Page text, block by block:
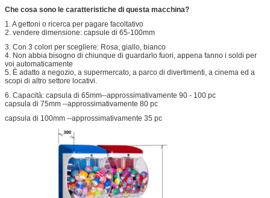
Che cosa sono le caratteristiche di questa macchina?
1. A gettoni o ricerca per pagare facoltativo
2. vendere dimensione: capsule di 65-100mm
3. Con 3 colori per scegliere: Rosa, giallo, bianco
4. Non abbia bisogno di chiunque di guardarlo fuori, appena fanno i soldi per
voi automaticamente
5. È adatto a negozio, a supermercato, a parco di divertimenti, a cinema ed a
scopi di altro settore locativi.
6. Capacità: capsula di 65mm--approssimativamente 90 - 100 pc
capsula di 75mm --approssimativamente 80 pc
capsula di 100mm --approssimativamente 35 pc